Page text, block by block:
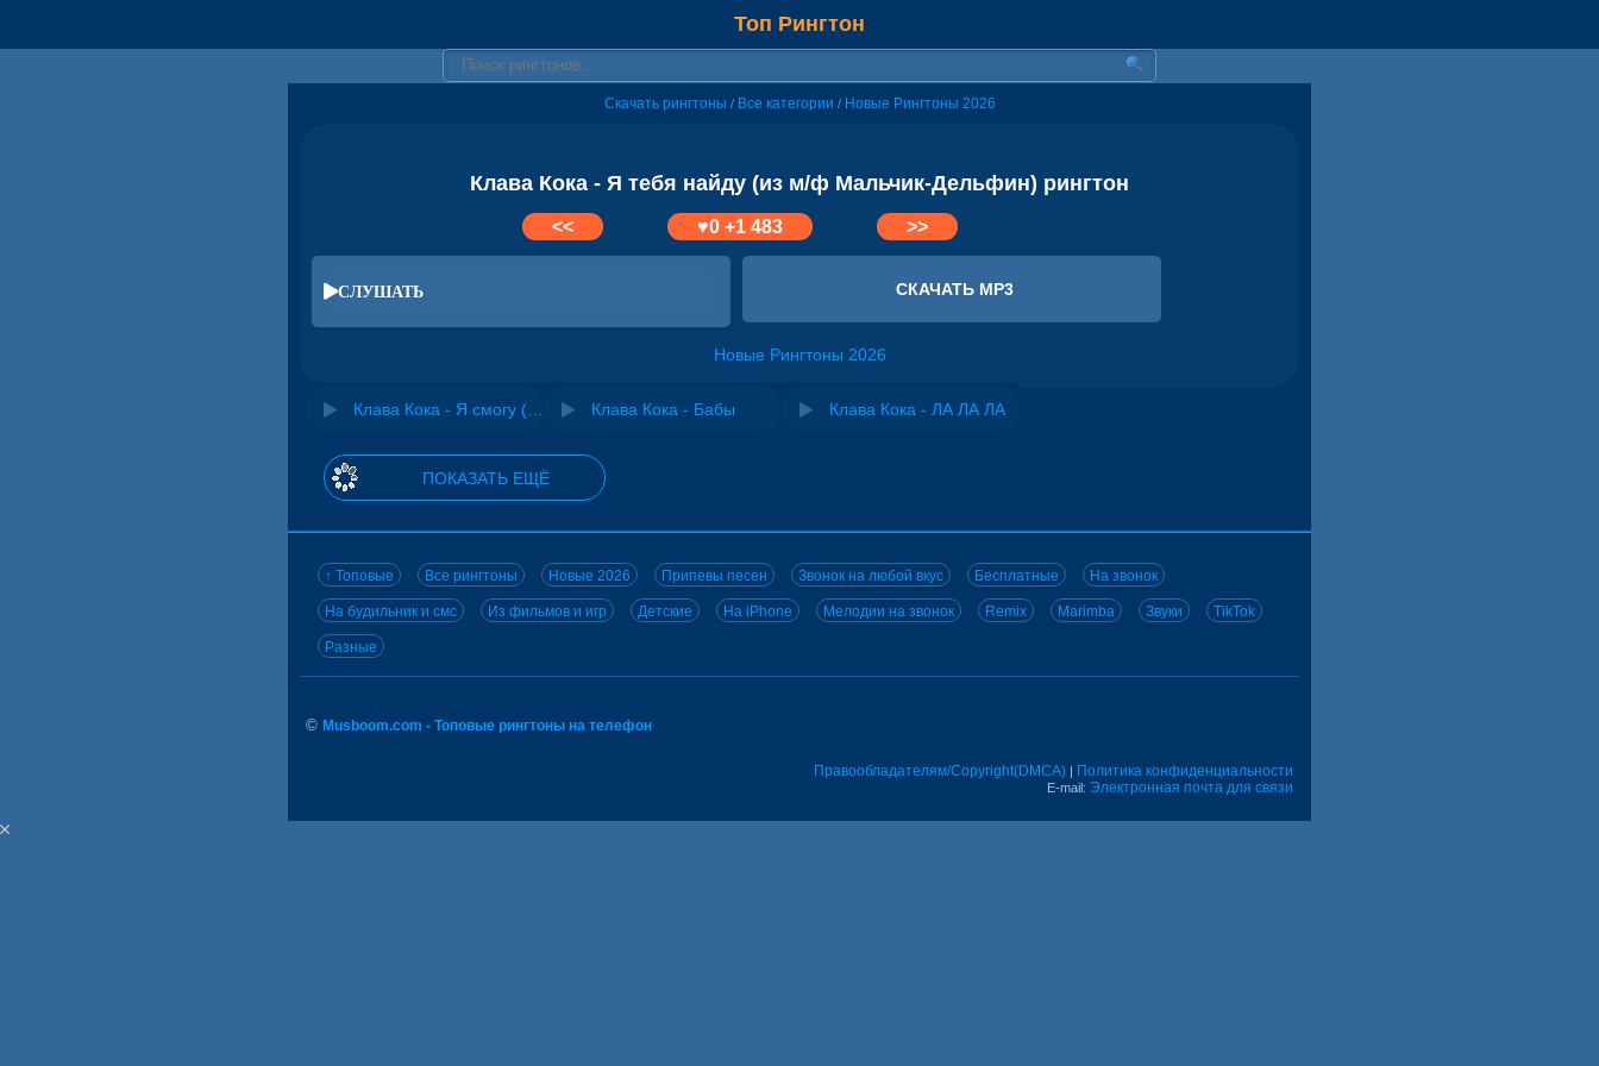
Топ Рингтон
Скачать рингтоны / Все категории / Новые Рингтоны 2026
Клава Кока - Я тебя найду (из м/ф Мальчик-Дельфин) рингтон
<< ♥0 +1 483 >>
СЛУШАТЬ СКАЧАТЬ MP3
Новые Рингтоны 2026
Клава Кока - Бабы Клава Кока - ЛА ЛА ЛА
ПОКАЗАТЬ ЕЩЁ
↑ Топовые Все рингтоны Новые 2026 Припевы песен Звонок на любой вкус Бесплатные На звонок
На будильник и смс Из фильмов и игр Детские На iPhone Мелодии на звонок Remix Marimba Звуки TikTok
Разные
© Musboom.com - Топовые рингтоны на телефон
Правообладателям/Copyright(DMCA) | Политика конфиденциальности
E-mail: Электронная почта для связи